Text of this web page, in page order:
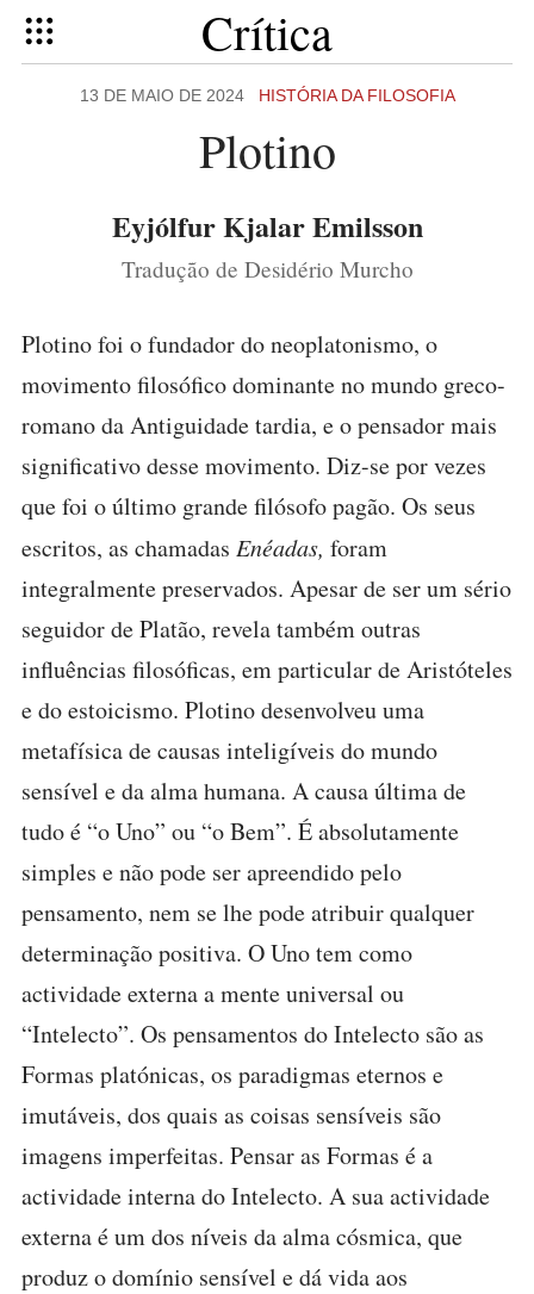
Crítica
13 DE MAIO DE 2024 HISTÓRIA DA FILOSOFIA
Plotino
Eyjólfur Kjalar Emilsson
Tradução de Desidério Murcho
Plotino foi o fundador do neoplatonismo, o
movimento filosófico dominante no mundo greco-
romano da Antiguidade tardia, e o pensador mais
significativo desse movimento. Diz-se por vezes
que foi o último grande filósofo pagão. Os seus
escritos, as chamadas Enéadas, foram
integralmente preservados. Apesar de ser um sério
seguidor de Platão, revela também outras
influências filosóficas, em particular de Aristóteles
e do estoicismo. Plotino desenvolveu uma
metafísica de causas inteligíveis do mundo
sensível e da alma humana. A causa última de
tudo é “o Uno” ou “o Bem”. É absolutamente
simples e não pode ser apreendido pelo
pensamento, nem se lhe pode atribuir qualquer
determinação positiva. O Uno tem como
actividade externa a mente universal ou
“Intelecto”. Os pensamentos do Intelecto são as
Formas platónicas, os paradigmas eternos e
imutáveis, dos quais as coisas sensíveis são
imagens imperfeitas. Pensar as Formas é a
actividade interna do Intelecto. A sua actividade
externa é um dos níveis da alma cósmica, que
produz o domínio sensível e dá vida aos